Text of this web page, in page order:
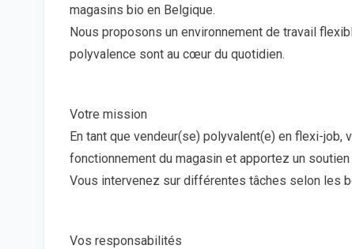
magasins bio en Belgique.
Nous proposons un environnement de travail
polyvalence sont au cœur du quotidien.
Votre mission
En tant que vendeur(se) polyvalent(e) en flexi-job,
fonctionnement du magasin et apportez un soutien
Vous intervenez sur différentes tâches selon les
Vos responsabilités